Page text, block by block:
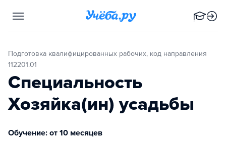
Подготовка квалифицированных рабочих, код направления
112201.01
Специальность
Хозяйка(ин) усадьбы
Обучение: от 10 месяцев